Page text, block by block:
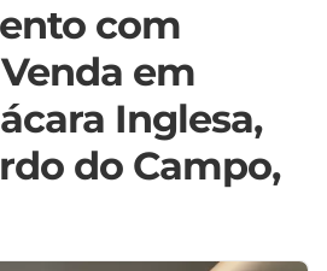
com
em
Inglesa,
do Campo,